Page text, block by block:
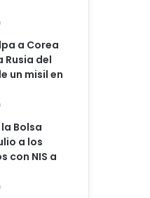
a Corea
Rusia del
un misil en
Bolsa
a los
con NIS a